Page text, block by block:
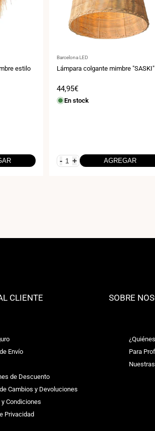
estilo
Proveedor:
Barcelona LED
Lámpara colgante mimbre "SASKI"
Precio
de
venta
44,95€
En stock
- + AGREGAR
CLIENTE
Envío
de Descuento
Cambios y Devoluciones
Condiciones
Privacidad
SOBRE
Para